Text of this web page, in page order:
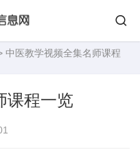
中医教学视频全集名师课程
课程一览